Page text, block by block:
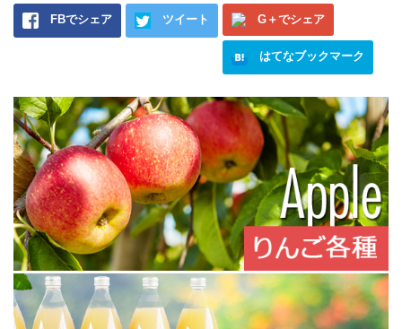
FBでシェア ツイート G＋でシェア
はてなブックマーク